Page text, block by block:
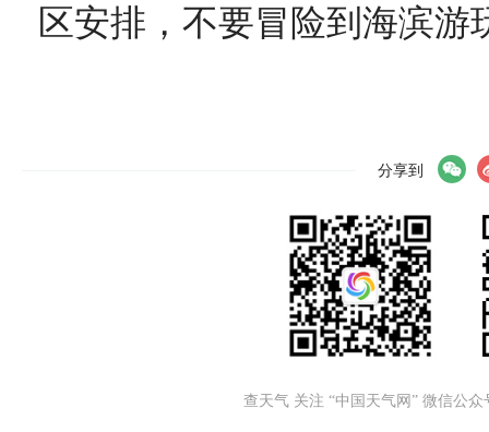
区安排，不要冒险到海滨
分享到
查天气 关注 “中国天气网” 微信公众